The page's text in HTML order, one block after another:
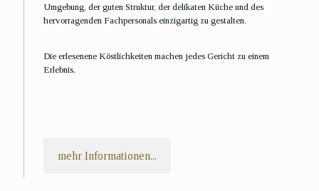
Umgebung, der guten Struktur, der delikaten Küche und des
hervorragenden Fachpersonals einzigartig zu gestalten.
Die erlesenene Köstlichkeiten machen jedes Gericht zu einem
Erlebnis.
mehr Informationen...